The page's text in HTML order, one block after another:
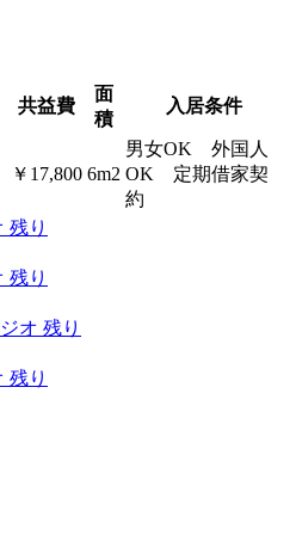
共益費
面
積
入居条件
￥17,800 6m2
男女OK 外国人
OK 定期借家契
約
残り
残り
残り
残り